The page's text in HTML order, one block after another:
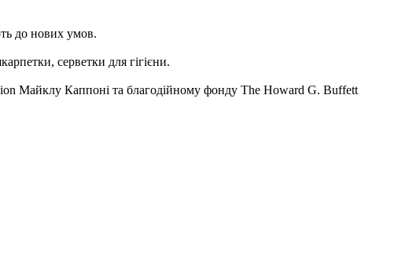
до нових умов.
серветки для гігієни.
Майклу Каппоні та благодійному фонду The Howard G. Buffett